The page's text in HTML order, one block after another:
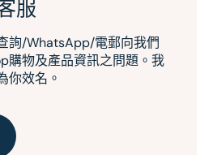
服
詢/WhatsApp/電郵向我們
購物及產品資訊之問題。我
你效名。